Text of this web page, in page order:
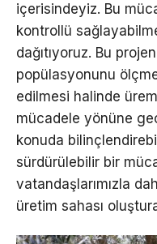
içerisindeyiz. Bu
kontrollü
dağıtıyoruz. Bu
popülasyonunu
edilmesi halinde
mücadele yönüne
konuda
sürdürülebilir bir
vatandaşlarımızla
üretim sahası